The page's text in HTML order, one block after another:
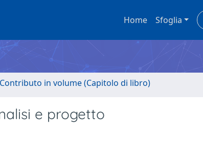
Home Sfoglia
in volume (Capitolo di libro)
e progetto